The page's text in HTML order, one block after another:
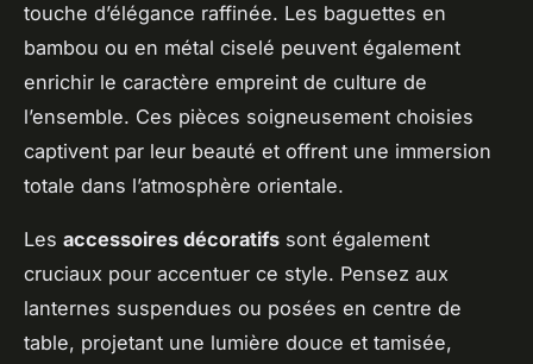
touche d’élégance raffinée. Les baguettes en
bambou ou en métal ciselé peuvent également
enrichir le caractère empreint de culture de
l’ensemble. Ces pièces soigneusement choisies
captivent par leur beauté et offrent une immersion
totale dans l’atmosphère orientale.
Les accessoires décoratifs sont également
cruciaux pour accentuer ce style. Pensez aux
lanternes suspendues ou posées en centre de
table, projetant une lumière douce et tamisée,